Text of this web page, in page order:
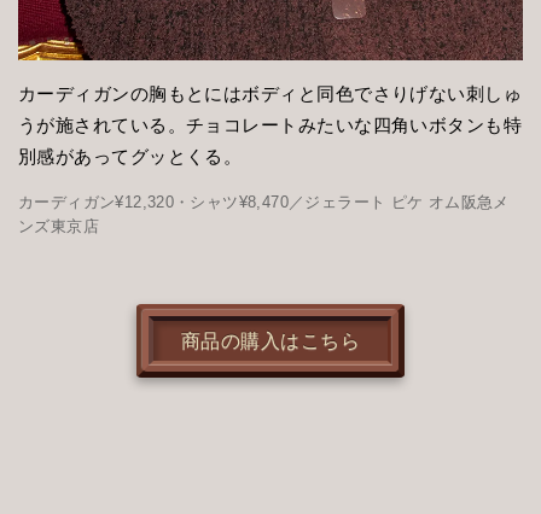
カーディガンの胸もとにはボディと同色でさりげない刺しゅ
うが施されている。チョコレートみたいな四角いボタンも特
別感があってグッとくる。
カーディガン¥12,320・シャツ¥8,470／ジェラート ピケ オム阪急メ
ンズ東京店
商品の購入はこちら